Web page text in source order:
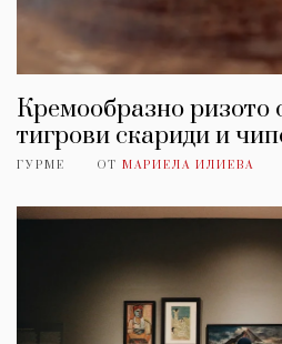
Кремообразно ризото
тигрови скариди и
ГУРМЕ ОТ МАРИЕЛА ИЛИЕВА